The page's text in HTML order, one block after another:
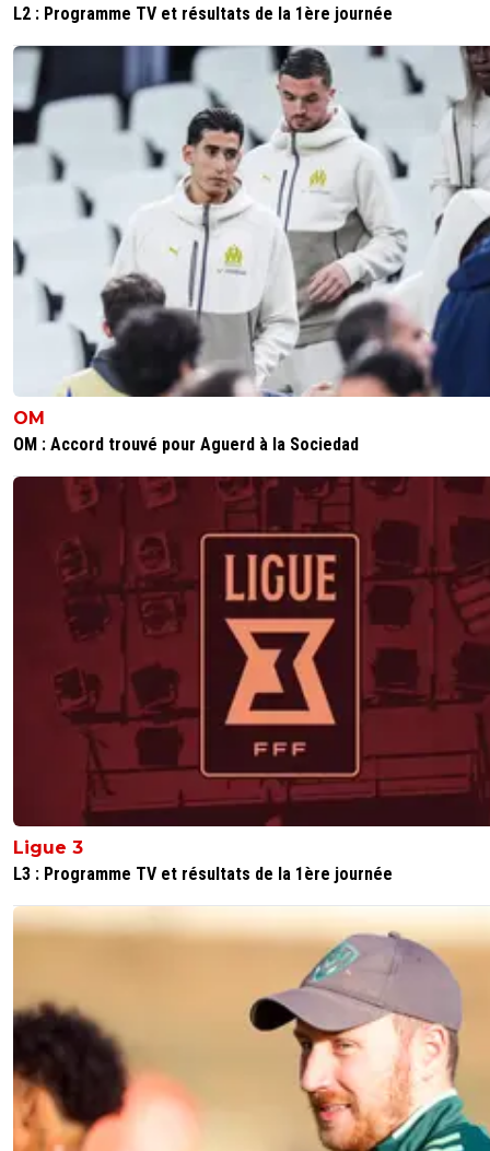
L2 : Programme TV et résultats de la 1ère journée
OM
OM : Accord trouvé pour Aguerd à la Sociedad
Ligue 3
L3 : Programme TV et résultats de la 1ère journée